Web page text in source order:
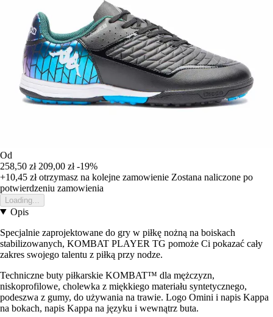
Od
258,50 zł 209,00 zł -19%
+10,45 złotrzymasz na kolejne zamowienie Zostana naliczone po
potwierdzeniu zamowienia
Loading...
Opis
Specjalnie zaprojektowane do gry w piłkę nożną na boiskach
stabilizowanych, KOMBAT PLAYER TG pomoże Ci pokazać cały
zakres swojego talentu z piłką przy nodze.
Techniczne buty piłkarskie KOMBAT™ dla mężczyzn,
niskoprofilowe, cholewka z miękkiego materiału syntetycznego,
podeszwa z gumy, do używania na trawie. Logo Omini i napis Kappa
na bokach, napis Kappa na języku i wewnątrz buta.